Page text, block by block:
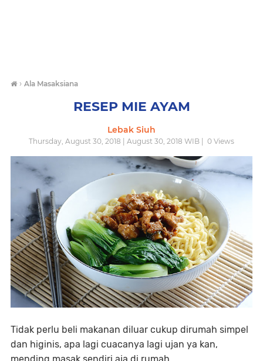
› Ala Masaksiana
RESEP MIE AYAM
Lebak Siuh
Thursday, August 30, 2018 | August 30, 2018 WIB | 0 Views
Tidak perlu beli makanan diluar cukup dirumah simpel
dan higinis, apa lagi cuacanya lagi ujan ya kan,